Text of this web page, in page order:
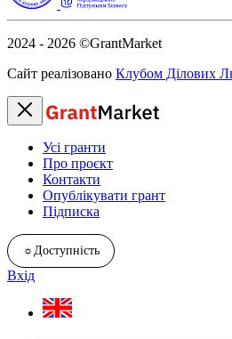
2024 - 2026 ©GrantMarket
Сайт реалізовано Клубом Ділових
Усі гранти
Про проєкт
Контакти
Опублікувати грант
Підписка
☼ Доступність
Вхід